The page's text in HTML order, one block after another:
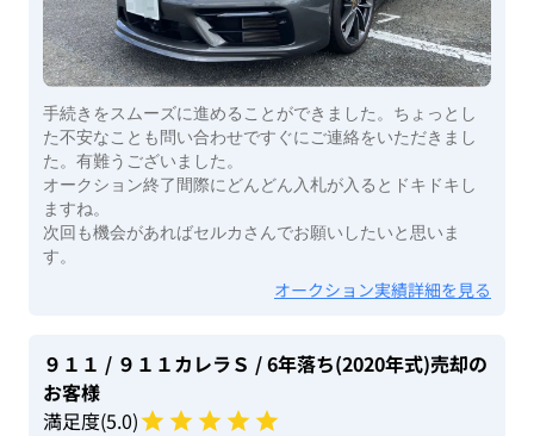
手続きをスムーズに進めることができました。ちょっとし
た不安なことも問い合わせですぐにご連絡をいただきまし
た。有難うございました。
オークション終了間際にどんどん入札が入るとドキドキし
ますね。
次回も機会があればセルカさんでお願いしたいと思いま
す。
オークション実績詳細を見る
９１１ / ９１１カレラＳ / 6年落ち(2020年式)売却の
お客様
満足度(5.0)